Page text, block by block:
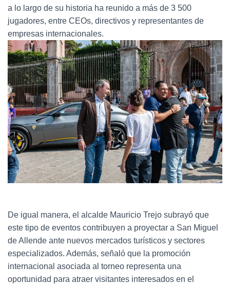
a lo largo de su historia ha reunido a más de 3 500
jugadores, entre CEOs, directivos y representantes de
empresas internacionales.
De igual manera, el alcalde Mauricio Trejo subrayó que
este tipo de eventos contribuyen a proyectar a San Miguel
de Allende ante nuevos mercados turísticos y sectores
especializados. Además, señaló que la promoción
internacional asociada al torneo representa una
oportunidad para atraer visitantes interesados en el